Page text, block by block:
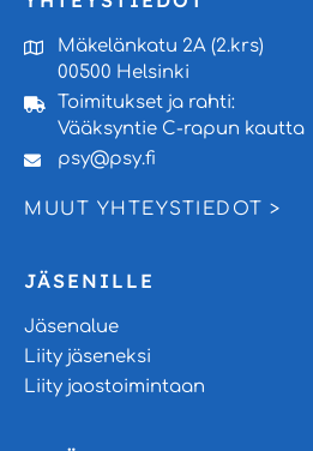
Mäkelänkatu 2A (2.krs)
00500 Helsinki
Toimitukset ja rahti:
Vääksyntie C-rapun kautta
psy@psy.fi
MUUT YHTEYSTIEDOT >
JÄSENILLE
Jäsenalue
Liity jäseneksi
Liity jaostoimintaan